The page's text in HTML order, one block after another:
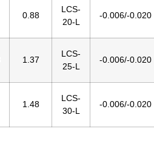
0.88
LCS-
20-L
-0.006/-0.020
1.37
LCS-
25-L
-0.006/-0.020
1.48
LCS-
30-L
-0.006/-0.020